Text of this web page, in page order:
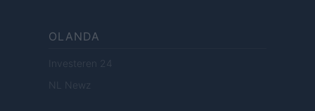
OLANDA
Investeren 24
NL Newz